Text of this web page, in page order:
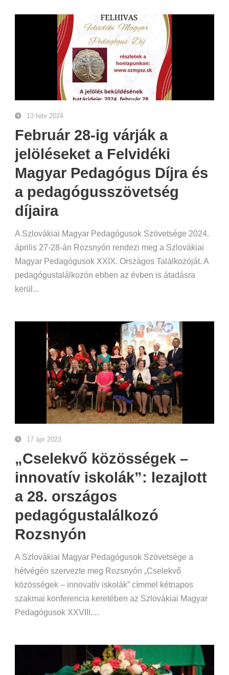
13 febr 2024
Február 28-ig várják a
jelöléseket a Felvidéki
Magyar Pedagógus Díjra és
a pedagógusszövetség
díjaira
A Szlovákiai Magyar Pedagógusok Szövetsége 2024.
április 27-28-án Rozsnyón rendezi meg a Szlovákiai
Magyar Pedagógusok XXIX. Országos Találkozóját. A
pedagógustalálkozón ebben az évben is átadásra
kerül...
17 ápr 2023
„Cselekvő közösségek –
innovatív iskolák”: lezajlott
a 28. országos
pedagógustalálkozó
Rozsnyón
A Szlovákiai Magyar Pedagógusok Szövetsége a
hétvégén szervezte meg Rozsnyón „Cselekvő
közösségek – innovatív iskolák” címmel kétnapos
szakmai konferencia keretében az Szlovákiai Magyar
Pedagógusok XXVIII....